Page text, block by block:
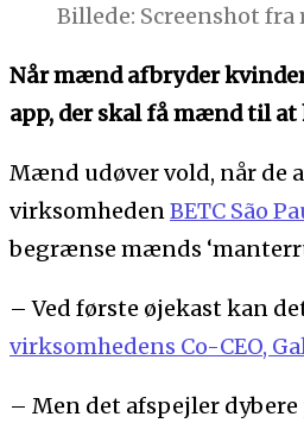
Billede: Screenshot fra
Når mænd afbryder
app, der skal få mænd til at
Mænd udøver vold, når de
virksomhedenBETC São
begrænse mænds
– Ved første øjekast kan
virksomhedens Co-CEO,
– Men det afspejler